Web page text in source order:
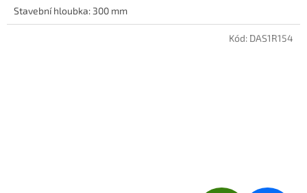
Stavební hloubka: 300 mm
Kód: DAS1R154